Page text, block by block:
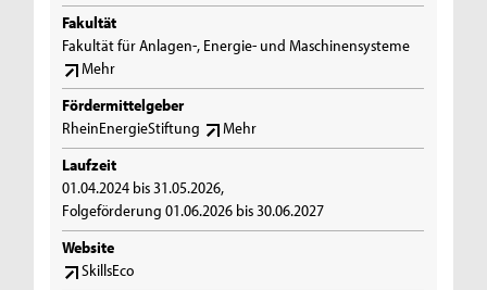
Fakultät
Fakultät für Anlagen-, Energie- und Maschinensysteme
Mehr
Fördermittelgeber
RheinEnergieStiftung
Mehr
Laufzeit
01.04.2024 bis 31.05.2026,
Folgeförderung 01.06.2026 bis 30.06.2027
Website
SkillsEco